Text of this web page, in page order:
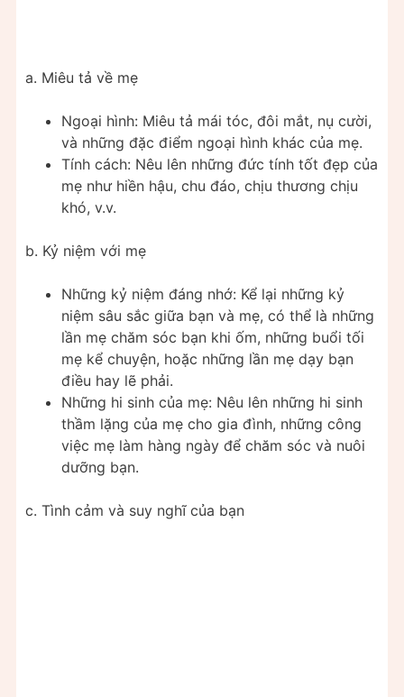
a. Miêu tả về mẹ
Ngoại hình: Miêu tả mái tóc, đôi mắt, nụ cười,
và những đặc điểm ngoại hình khác của mẹ.
Tính cách: Nêu lên những đức tính tốt đẹp của
mẹ như hiền hậu, chu đáo, chịu thương chịu
khó, v.v.
b. Kỷ niệm với mẹ
Những kỷ niệm đáng nhớ: Kể lại những kỷ
niệm sâu sắc giữa bạn và mẹ, có thể là những
lần mẹ chăm sóc bạn khi ốm, những buổi tối
mẹ kể chuyện, hoặc những lần mẹ dạy bạn
điều hay lẽ phải.
Những hi sinh của mẹ: Nêu lên những hi sinh
thầm lặng của mẹ cho gia đình, những công
việc mẹ làm hàng ngày để chăm sóc và nuôi
dưỡng bạn.
c. Tình cảm và suy nghĩ của bạn